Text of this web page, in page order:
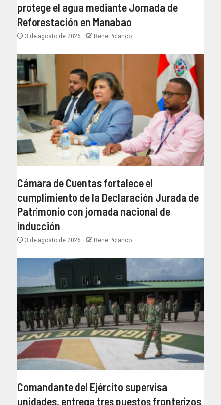
protege el agua mediante Jornada de
Reforestación en Manabao
3 de agosto de 2026 Rene Polanco
Cámara de Cuentas fortalece el
cumplimiento de la Declaración Jurada de
Patrimonio con jornada nacional de
inducción
3 de agosto de 2026 Rene Polanco
Comandante del Ejército supervisa
unidades, entrega tres puestos fronterizos